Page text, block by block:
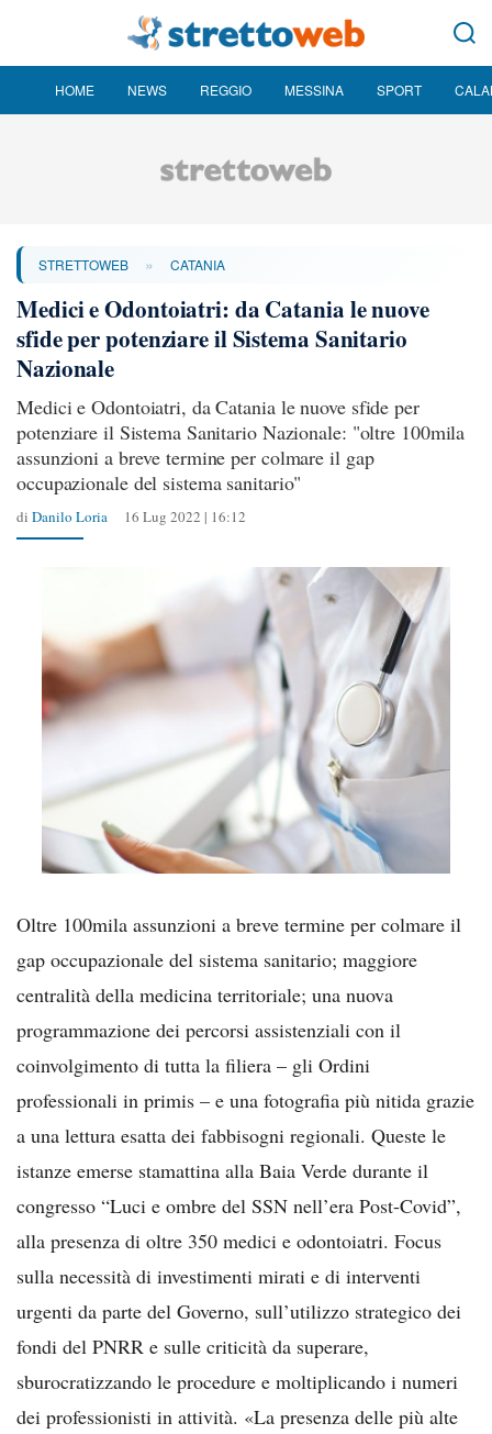
HOME NEWS REGGIO MESSINA SPORT
STRETTOWEB » CATANIA
Medici e Odontoiatri: da Catania le nuove
sfide per potenziare il Sistema Sanitario
Nazionale
Medici e Odontoiatri, da Catania le nuove sfide per
potenziare il Sistema Sanitario Nazionale: "oltre 100mila
assunzioni a breve termine per colmare il gap
occupazionale del sistema sanitario"
di Danilo Loria 16 Lug 2022 | 16:12
Oltre 100mila assunzioni a breve termine per colmare il
gap occupazionale del sistema sanitario; maggiore
centralità della medicina territoriale; una nuova
programmazione dei percorsi assistenziali con il
coinvolgimento di tutta la filiera – gli Ordini
professionali in primis – e una fotografia più nitida grazie
a una lettura esatta dei fabbisogni regionali. Queste le
istanze emerse stamattina alla Baia Verde durante il
congresso “Luci e ombre del SSN nell’era Post-Covid”,
alla presenza di oltre 350 medici e odontoiatri. Focus
sulla necessità di investimenti mirati e di interventi
urgenti da parte del Governo, sull’utilizzo strategico dei
fondi del PNRR e sulle criticità da superare,
sburocratizzando le procedure e moltiplicando i numeri
dei professionisti in attività. «La presenza delle più alte